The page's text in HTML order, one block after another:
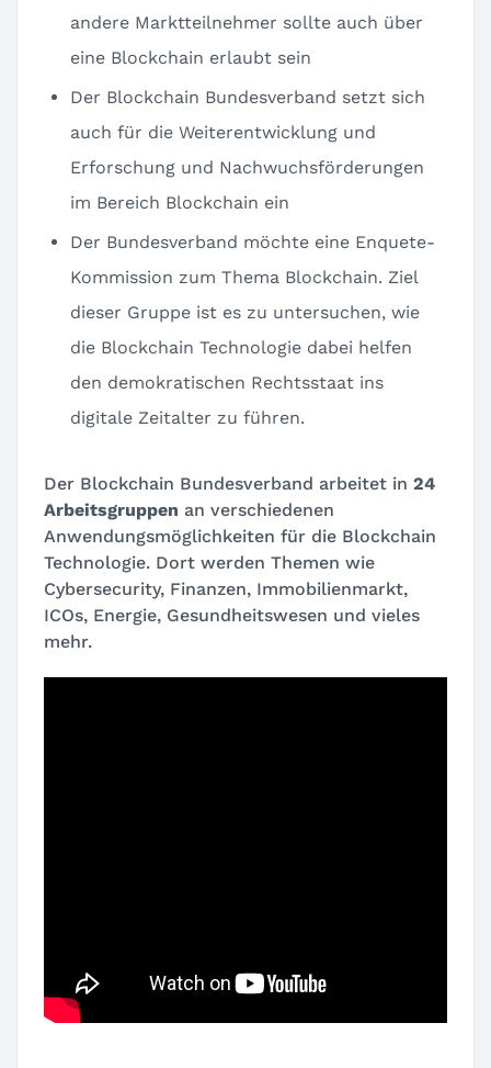
andere Marktteilnehmer sollte auch über
eine Blockchain erlaubt sein
Der Blockchain Bundesverband setzt sich
auch für die Weiterentwicklung und
Erforschung und Nachwuchsförderungen
im Bereich Blockchain ein
Der Bundesverband möchte eine Enquete-
Kommission zum Thema Blockchain. Ziel
dieser Gruppe ist es zu untersuchen, wie
die Blockchain Technologie dabei helfen
den demokratischen Rechtsstaat ins
digitale Zeitalter zu führen.
Der Blockchain Bundesverband arbeitet in 24
Arbeitsgruppen an verschiedenen
Anwendungsmöglichkeiten für die Blockchain
Technologie. Dort werden Themen wie
Cybersecurity, Finanzen, Immobilienmarkt,
ICOs, Energie, Gesundheitswesen und vieles
mehr.